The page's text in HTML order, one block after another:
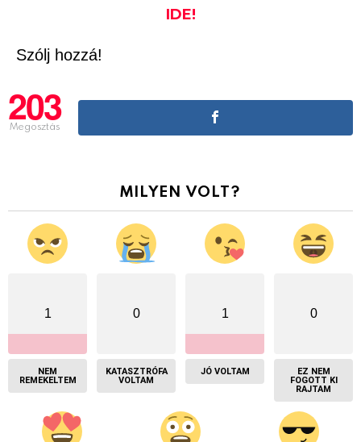
IDE!
Szólj hozzá!
203
Megosztás
MILYEN VOLT?
1
NEM
REMEKELTEM
0
KATASZTRÓFA
VOLTAM
1
JÓ VOLTAM
0
EZ NEM
FOGOTT KI
RAJTAM